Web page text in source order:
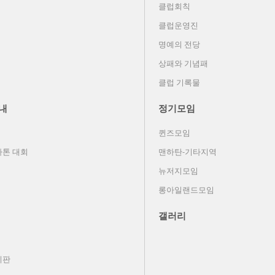
클럽회칙
클럽운영진
명예의 전당
상패와 기념패
클럽 기록물
대회
정기모임
퀸즈모임
맨하탄-기타지역
뉴저지모임
롱아일랜드모임
판
갤러리